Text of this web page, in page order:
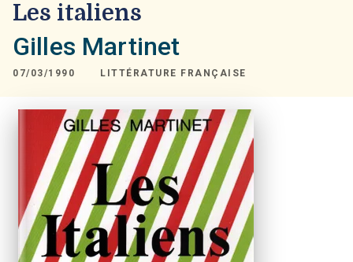
Les italiens
Gilles Martinet
07/03/1990 LITTÉRATURE FRANÇAISE